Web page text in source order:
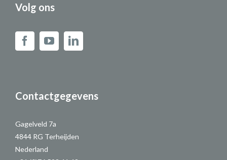
Volg ons
Contactgegevens
Gagelveld 7a
4844 RG Terheijden
Nederland